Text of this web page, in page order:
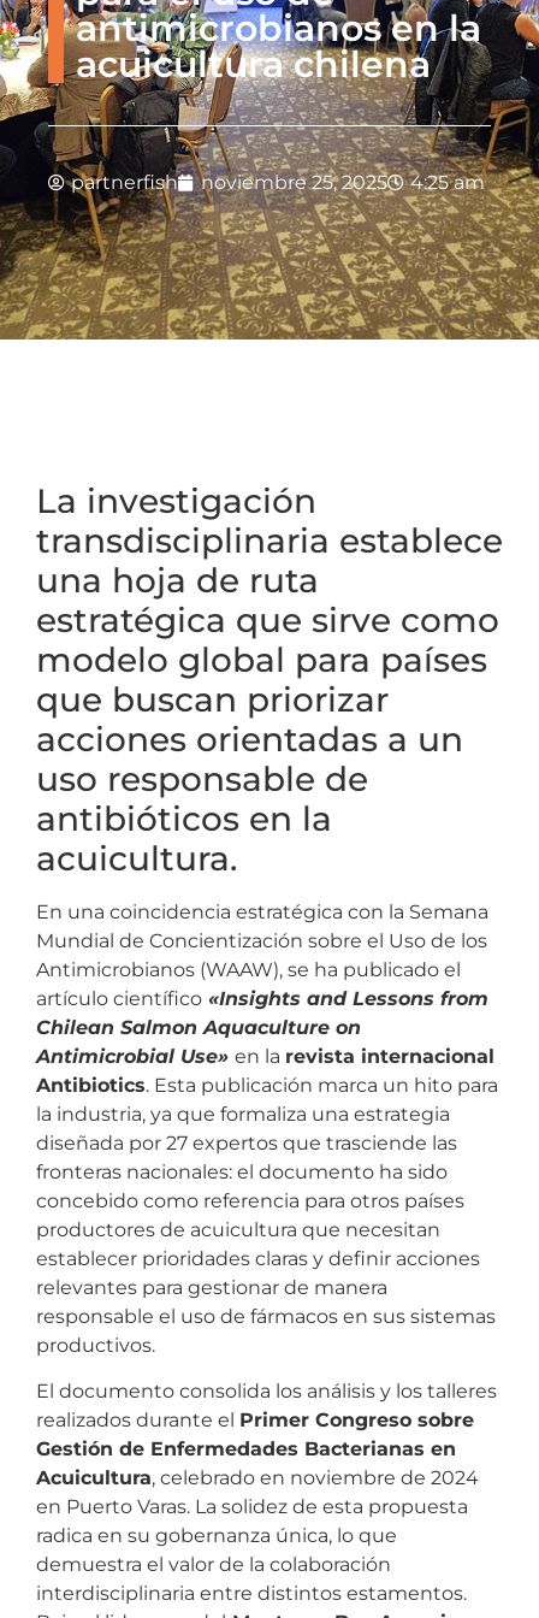
antimicrobianos en la
acuicultura chilena
partnerfish noviembre 25, 2025 4:25 am
La investigación
transdisciplinaria establece
una hoja de ruta
estratégica que sirve como
modelo global para países
que buscan priorizar
acciones orientadas a un
uso responsable de
antibióticos en la
acuicultura.
En una coincidencia estratégica con la Semana
Mundial de Concientización sobre el Uso de los
Antimicrobianos (WAAW), se ha publicado el
artículo científico «Insights and Lessons from
Chilean Salmon Aquaculture on
Antimicrobial Use» en la revista internacional
Antibiotics. Esta publicación marca un hito para
la industria, ya que formaliza una estrategia
diseñada por 27 expertos que trasciende las
fronteras nacionales: el documento ha sido
concebido como referencia para otros países
productores de acuicultura que necesitan
establecer prioridades claras y definir acciones
relevantes para gestionar de manera
responsable el uso de fármacos en sus sistemas
productivos.
El documento consolida los análisis y los talleres
realizados durante el Primer Congreso sobre
Gestión de Enfermedades Bacterianas en
Acuicultura, celebrado en noviembre de 2024
en Puerto Varas. La solidez de esta propuesta
radica en su gobernanza única, lo que
demuestra el valor de la colaboración
interdisciplinaria entre distintos estamentos.